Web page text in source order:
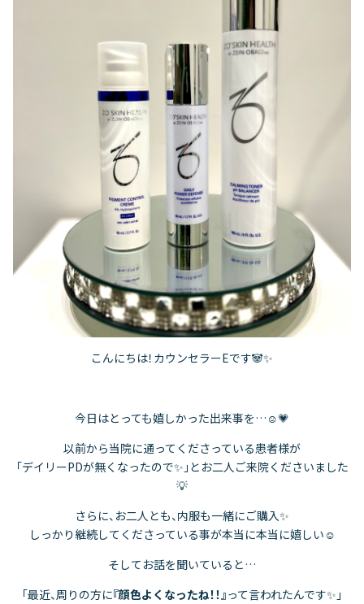
こんにちは！カウンセラーEです🐼✨
今日はとっても嬉しかった出来事を…☺️💗
以前から当院に通ってくださっている患者様が
「デイリーPDが無くなったので✨」とお二人ご来院くださいました
💡
さらに、お二人とも、内服も一緒にご購入✨
しっかり継続してくださっている事が本当に本当に嬉しい☺️
そしてお話を聞いていると…
「最近、周りの方に『顔色よくなったね！！』って言われたんです✨」